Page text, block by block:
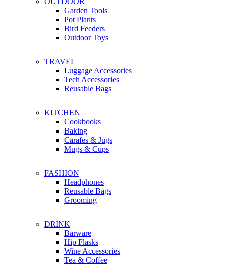
Garden Tools
Pot Plants
Bird Feeders
Outdoor Toys
TRAVEL
Luggage Accessories
Tech Accessories
Reusable Bags
KITCHEN
Cookbooks
Baking
Carafes & Jugs
Mugs & Cups
FASHION
Headphones
Reusable Bags
Grooming
DRINK
Barware
Hip Flasks
Wine Accessories
Tea & Coffee